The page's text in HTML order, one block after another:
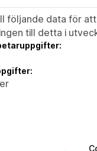
följande data för
till detta i